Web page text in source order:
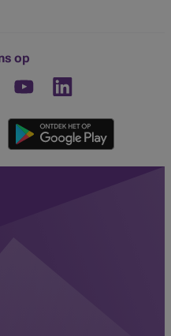
op
Ontdek ons YouTube-kanaal
Linkedin